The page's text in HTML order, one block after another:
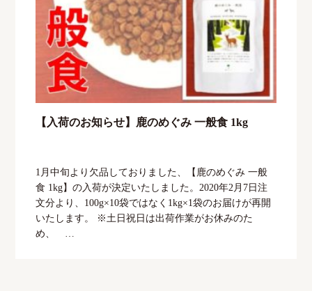
【入荷のお知らせ】鹿のめぐみ 一般食 1kg
1月中旬より欠品しておりました、【鹿のめぐみ 一般
食 1kg】の入荷が決定いたしました。2020年2月7日注
文分より、100g×10袋ではなく1kg×1袋のお届けが再開
いたします。 ※土日祝日は出荷作業がお休みのた
め、 …